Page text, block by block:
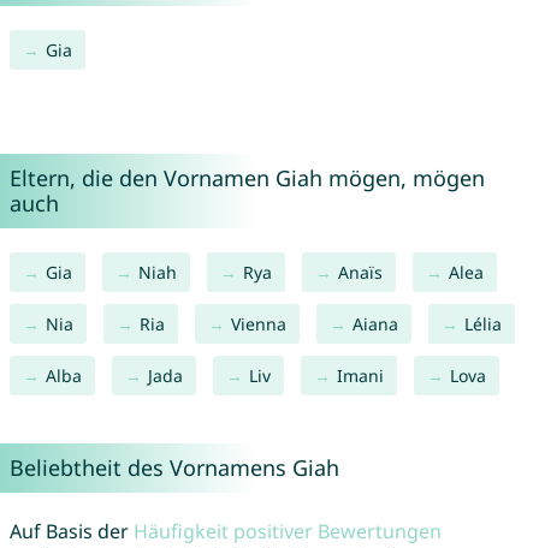
Gia
Eltern, die den Vornamen Giah mögen, mögen
auch
Gia Niah Rya Anaïs Alea
Nia Ria Vienna Aiana Lélia
Alba Jada Liv Imani Lova
Beliebtheit des Vornamens Giah
Auf Basis der Häufigkeit positiver Bewertungen